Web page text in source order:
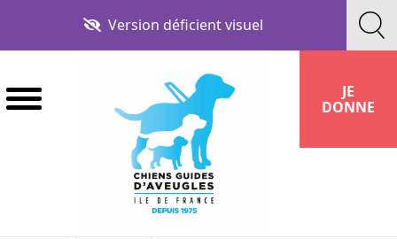
la
contenu
Version déficient visuel
JE
DONNE